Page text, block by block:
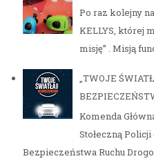
Po raz kolejny
KELLYS, której
misję” . Misją
„TWOJE
Komenda
Stołeczną
Bezpieczeństwa Ruchu